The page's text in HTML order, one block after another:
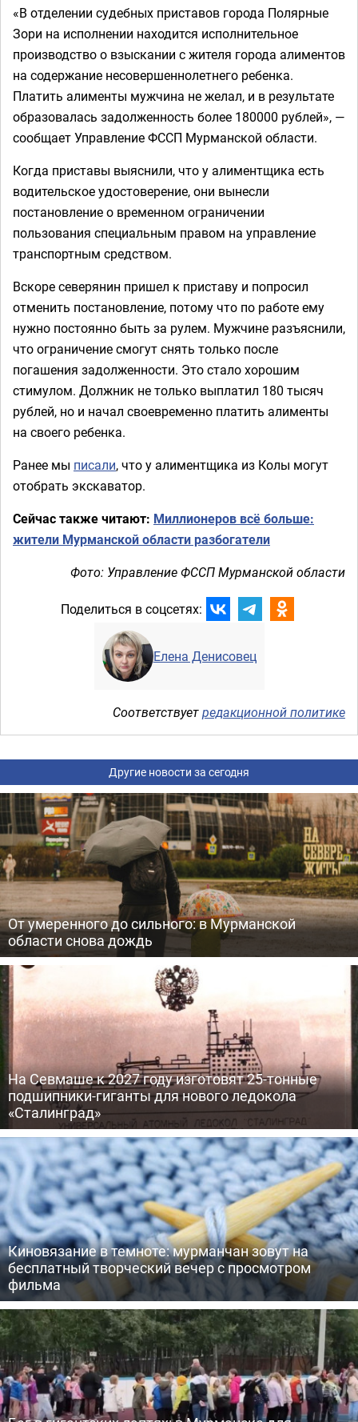
«В отделении судебных приставов города Полярные
Зори на исполнении находится исполнительное
производство о взыскании с жителя города алиментов
на содержание несовершеннолетнего ребенка.
Платить алименты мужчина не желал, и в результате
образовалась задолженность более 180000 рублей», —
сообщает Управление ФССП Мурманской области.
Когда приставы выяснили, что у алиментщика есть
водительское удостоверение, они вынесли
постановление о временном ограничении
пользования специальным правом на управление
транспортным средством.
Вскоре северянин пришел к приставу и попросил
отменить постановление, потому что по работе ему
нужно постоянно быть за рулем. Мужчине разъяснили,
что ограничение смогут снять только после
погашения задолженности. Это стало хорошим
стимулом. Должник не только выплатил 180 тысяч
рублей, но и начал своевременно платить алименты
на своего ребенка.
Ранее мы писали, что у алиментщика из Колы могут
отобрать экскаватор.
Сейчас также читают: Миллионеров всё больше:
жители Мурманской области разбогатели
Фото: Управление ФССП Мурманской области
Поделиться в соцсетях:
Елена Денисовец
Соответствуетредакционной политике
Другие новости за сегодня
От умеренного до сильного: в Мурманской
области снова дождь
На Севмаше к 2027 году изготовят 25-тонные
подшипники-гиганты для нового ледокола
«Сталинград»
Киновязание в темноте: мурманчан зовут на
бесплатный творческий вечер с просмотром
фильма